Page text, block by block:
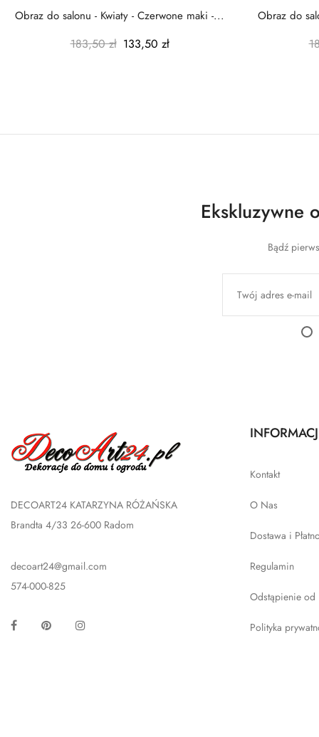
Obraz do salonu - Kwiaty - Czerwone maki -...
183,50 zł 133,50 zł
Obraz do
Ekskluzywne
Bądź
DECOART24 KATARZYNA RÓŻAŃSKA
Brandta 4/33 26-600 Radom
decoart24@gmail.com
574-000-825
Facebook Pinterest
Kontakt
O Nas
Dostawa i
Regulamin
Odstąpienie od
Polityka